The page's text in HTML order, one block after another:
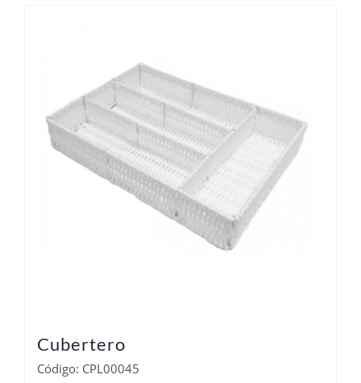
Cubertero
Código: CPL00045